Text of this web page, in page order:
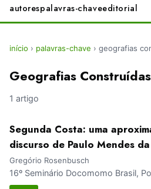
autorespalavras-chaveeditorial
início › palavras-chave › geografias
Geografias Construídas
1 artigo
Segunda Costa: uma
discurso de Paulo Mendes
Gregório Rosenbusch
16º Seminário Docomomo Brasil,